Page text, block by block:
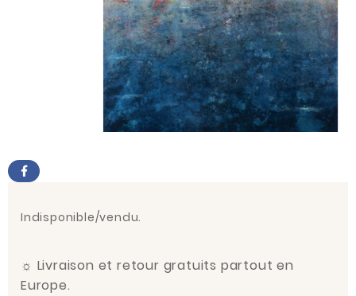
Indisponible/vendu.
☼ Livraison et retour gratuits partout en
Europe.